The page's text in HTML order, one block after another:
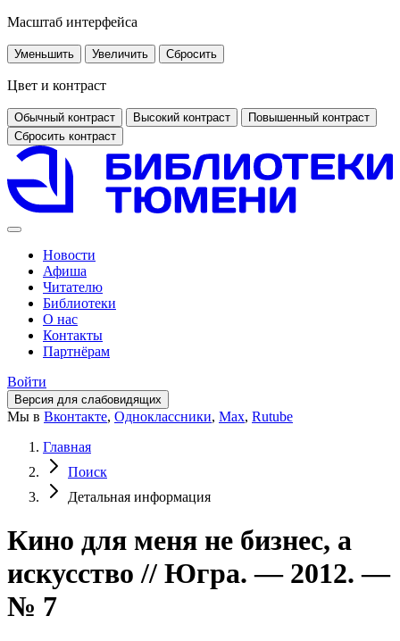
Масштаб интерфейса
Уменьшить Увеличить Сбросить
Цвет и контраст
Обычный контраст Высокий контраст
Повышенный контраст
Сбросить контраст
Новости
Афиша
Читателю
Библиотеки
О нас
Контакты
Партнёрам
Войти
Версия для слабовидящих
Мы в Вконтакте, Одноклассники, Max, Rutube
Главная
Поиск
Детальная информация
Кино для меня не бизнес, а
искусство // Югра. — 2012. —
№ 7